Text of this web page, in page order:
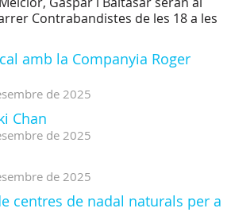
Contrabandistes de les 18 a les
amb la Companyia Roger
de 2025
Chan
de 2025
de 2025
centres de nadal naturals per a